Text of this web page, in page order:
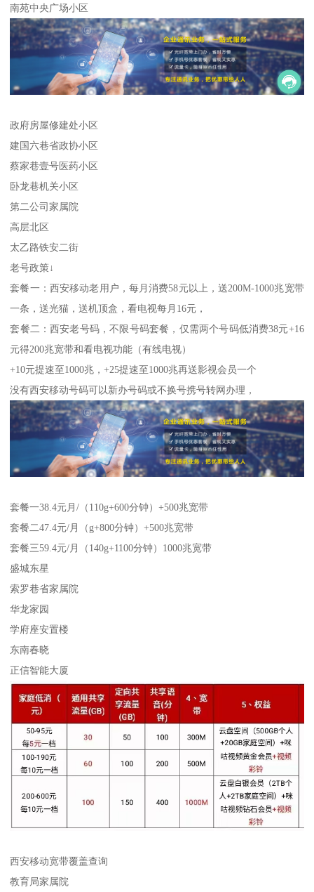
南苑中央广场小区
政府房屋修建处小区
建国六巷省政协小区
蔡家巷壹号医药小区
卧龙巷机关小区
第二公司家属院
高层北区
太乙路铁安二街
老号政策↓
套餐一：西安移动老用户，每月消费58元以上，送200M-1000兆宽带
一条，送光猫，送机顶盒，看电视每月16元，
套餐二：西安老号码，不限号码套餐，仅需两个号码低消费38元+16
元得200兆宽带和看电视功能（有线电视）
+10元提速至1000兆，+25提速至1000兆再送影视会员一个
没有西安移动号码可以新办号码或不换号携号转网办理，
套餐一38.4元月/（110g+600分钟）+500兆宽带
套餐二47.4元/月（g+800分钟）+500兆宽带
套餐三59.4元/月（140g+1100分钟）1000兆宽带
盛城东星
索罗巷省家属院
华龙家园
学府座安置楼
东南春晓
正信智能大厦
西安移动宽带覆盖查询
教育局家属院